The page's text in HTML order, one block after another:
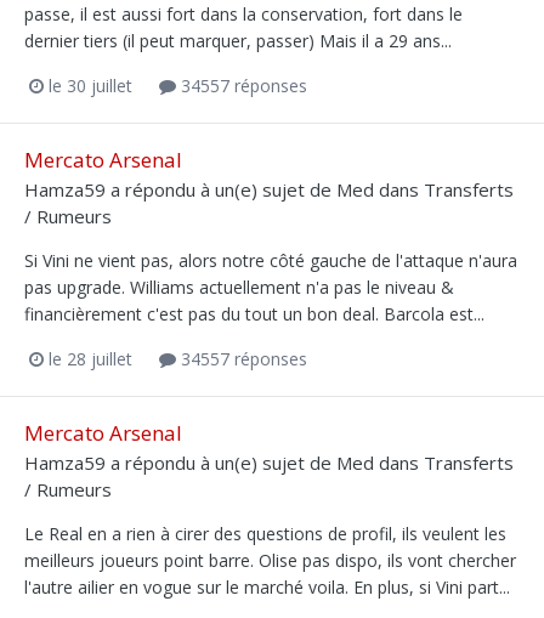
passe, il est aussi fort dans la conservation, fort dans le
dernier tiers (il peut marquer, passer) Mais il a 29 ans...
le 30 juillet
34557 réponses
Mercato Arsenal
Hamza59 a répondu à un(e) sujet de Med dans Transferts
/ Rumeurs
Si Vini ne vient pas, alors notre côté gauche de l'attaque n'aura
pas upgrade. Williams actuellement n'a pas le niveau &
financièrement c'est pas du tout un bon deal. Barcola est...
le 28 juillet
34557 réponses
Mercato Arsenal
Hamza59 a répondu à un(e) sujet de Med dans Transferts
/ Rumeurs
Le Real en a rien à cirer des questions de profil, ils veulent les
meilleurs joueurs point barre. Olise pas dispo, ils vont chercher
l'autre ailier en vogue sur le marché voila. En plus, si Vini part...